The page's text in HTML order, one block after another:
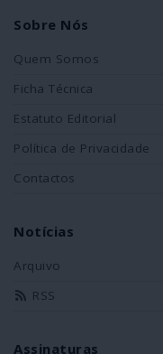
Sobre Nós
Quem Somos
Ficha Técnica
Estatuto Editorial
Política de Privacidade
Contactos
Notícias
Arquivo
RSS
Assinaturas